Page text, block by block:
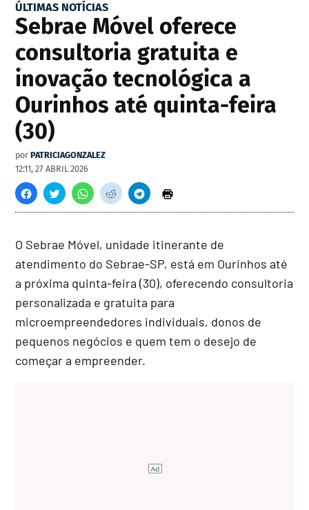
ÚLTIMAS NOTÍCIAS
Sebrae Móvel oferece
consultoria gratuita e
inovação tecnológica a
Ourinhos até quinta-feira
(30)
por PATRICIAGONZALEZ
12:11, 27 ABRIL 2026
O Sebrae Móvel, unidade itinerante de
atendimento do Sebrae-SP, está em Ourinhos até
a próxima quinta-feira (30), oferecendo consultoria
personalizada e gratuita para
microempreendedores individuais, donos de
pequenos negócios e quem tem o desejo de
começar a empreender.